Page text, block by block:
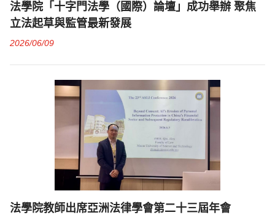
法學院「十字門法學（國際）論壇」成功舉辦 聚焦
立法起草與監管最新發展
2026/06/09
法學院教師出席亞洲法律學會第二十三屆年會